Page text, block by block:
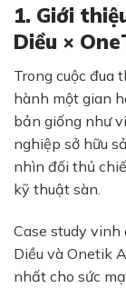
1. Giới
Diều ×
Trong cuộc đua
hành một gian
bản giống như
nghiệp sở hữu
nhìn đối thủ
kỹ thuật sàn.
Case study vinh
Diều và Onetik
nhất cho sức